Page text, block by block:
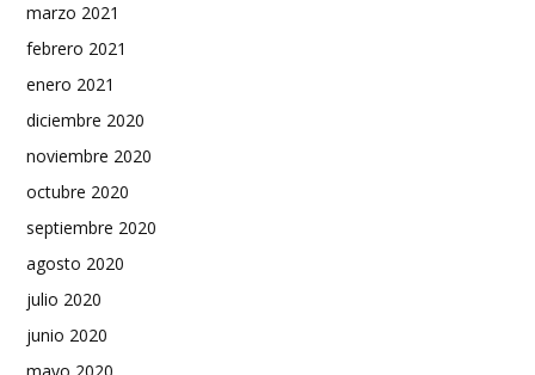
marzo 2021
febrero 2021
enero 2021
diciembre 2020
noviembre 2020
octubre 2020
septiembre 2020
agosto 2020
julio 2020
junio 2020